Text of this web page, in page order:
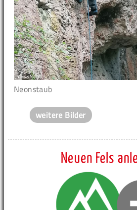
Neonstaub
weitere Bilder
Neuen Fels